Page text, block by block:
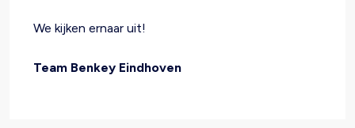
We kijken ernaar uit!
Team Benkey Eindhoven